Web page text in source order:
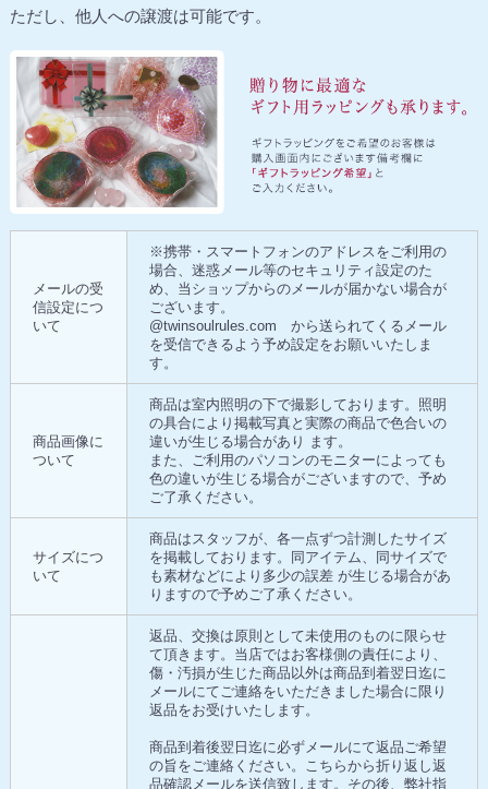
ただし、他人への譲渡は可能です。
メールの受
信設定につ
いて
※携帯・スマートフォンのアドレスをご利用の
場合、迷惑メール等のセキュリティ設定のた
め、当ショップからのメールが届かない場合が
ございます。
@twinsoulrules.com から送られてくるメール
を受信できるよう予め設定をお願いいたしま
す。
商品画像に
ついて
商品は室内照明の下で撮影しております。照明
の具合により掲載写真と実際の商品で色合いの
違いが生じる場合があり ます。
また、ご利用のパソコンのモニターによっても
色の違いが生じる場合がございますので、予め
ご了承ください。
サイズにつ
いて
商品はスタッフが、各一点ずつ計測したサイズ
を掲載しております。同アイテム、同サイズで
も素材などにより多少の誤差 が生じる場合があ
りますので予めご了承ください。
返品、交換は原則として未使用のものに限らせ
て頂きます。当店ではお客様側の責任により、
傷・汚損が生じた商品以外は商品到着翌日迄に
メールにてご連絡をいただきました場合に限り
返品をお受けいたします。
商品到着後翌日迄に必ずメールにて返品ご希望
の旨をご連絡ください。こちらから折り返し返
品確認メールを送信致します。その後、弊社指